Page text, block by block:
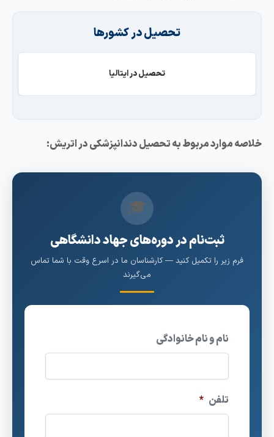
تحصیل در کشورها
تحصیل در ایتالیا
موارد مربوط به تحصیل دندانپزشکی در اتریش:
🎓
ثبت‌نام در دوره‌های جهاد دانشگاهی
فرم زیر را تکمیل کنید — کارشناسان ما در اسرع وقت با شما تماس
می‌گیرند
نام و نام خانوادگی
تلفن *